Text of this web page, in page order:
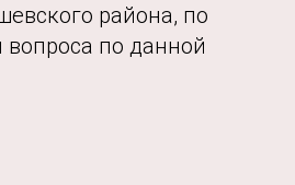
района, по
по данной